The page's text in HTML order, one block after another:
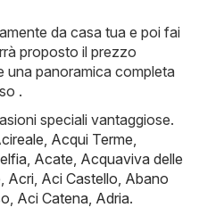
da casa tua e poi fai
proposto il prezzo
una panoramica completa
.
speciali vantaggiose.
Acqui Terme
Acate Acquaviva delle
Acri Aci Castello Abano
Aci Catena Adria.